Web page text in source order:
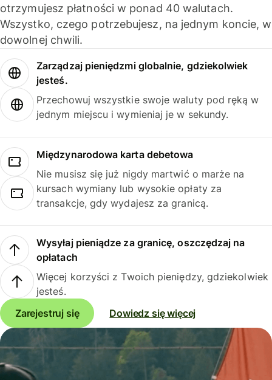
otrzymujesz płatności w ponad 40 walutach.
Wszystko, czego potrzebujesz, na jednym koncie, w
dowolnej chwili.
Zarządzaj pieniędzmi globalnie, gdziekolwiek
jesteś.
Przechowuj wszystkie swoje waluty pod ręką w
jednym miejscu i wymieniaj je w sekundy.
Międzynarodowa karta debetowa
Nie musisz się już nigdy martwić o marże na
kursach wymiany lub wysokie opłaty za
transakcje, gdy wydajesz za granicą.
Wysyłaj pieniądze za granicę, oszczędzaj na
opłatach
Więcej korzyści z Twoich pieniędzy, gdziekolwiek
jesteś.
Zarejestruj się
Dowiedz się więcej